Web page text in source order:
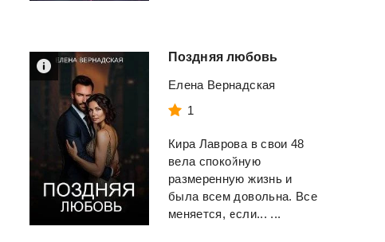
Поздняя любовь
Елена Вернадская
1
Кира Лаврова в свои 48
вела спокойную
размеренную жизнь и
была всем довольна. Все
меняется, если... ...